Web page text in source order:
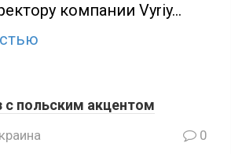
компании Vyriy…
с польским акцентом
0